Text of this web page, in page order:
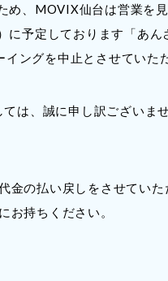
、MOVIX仙台は営業を見
予定しております「あん
ングを中止とさせていた
は、誠に申し訳ございませ
の払い戻しをさせていた
お持ちください。